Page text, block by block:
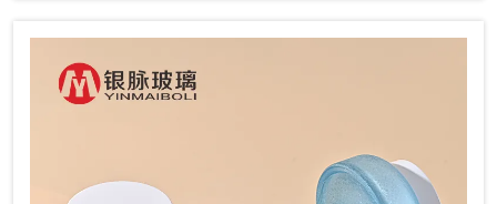
papel no aprimoramento das rotinas de beleza.